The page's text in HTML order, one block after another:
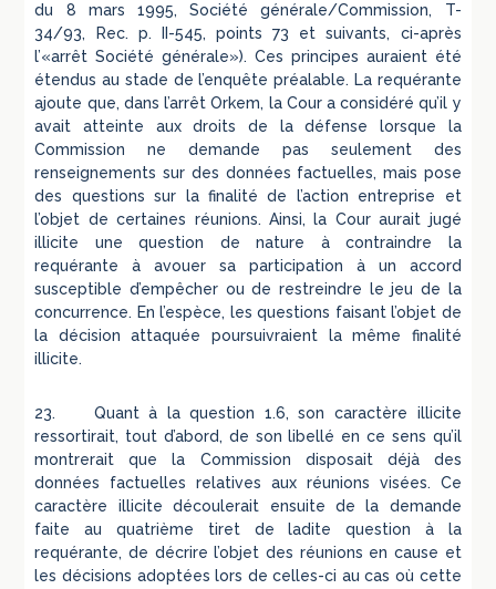
du 8 mars 1995, Société générale/Commission, T-
34/93, Rec. p. II-545, points 73 et suivants, ci-après
l’«arrêt Société générale»). Ces principes auraient été
étendus au stade de l’enquête préalable. La requérante
ajoute que, dans l’arrêt Orkem, la Cour a considéré qu’il y
avait atteinte aux droits de la défense lorsque la
Commission ne demande pas seulement des
renseignements sur des données factuelles, mais pose
des questions sur la finalité de l’action entreprise et
l’objet de certaines réunions. Ainsi, la Cour aurait jugé
illicite une question de nature à contraindre la
requérante à avouer sa participation à un accord
susceptible d’empêcher ou de restreindre le jeu de la
concurrence. En l’espèce, les questions faisant l’objet de
la décision attaquée poursuivraient la même finalité
illicite.
23. Quant à la question 1.6, son caractère illicite
ressortirait, tout d’abord, de son libellé en ce sens qu’il
montrerait que la Commission disposait déjà des
données factuelles relatives aux réunions visées. Ce
caractère illicite découlerait ensuite de la demande
faite au quatrième tiret de ladite question à la
requérante, de décrire l’objet des réunions en cause et
les décisions adoptées lors de celles-ci au cas où cette